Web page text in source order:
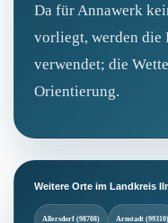
Da für Annawerk
vorliegt, werden die
verwendet; die
Orientierung.
Weitere Orte im Landkreis
Allersdorf (98708) Arnstadt (99310)